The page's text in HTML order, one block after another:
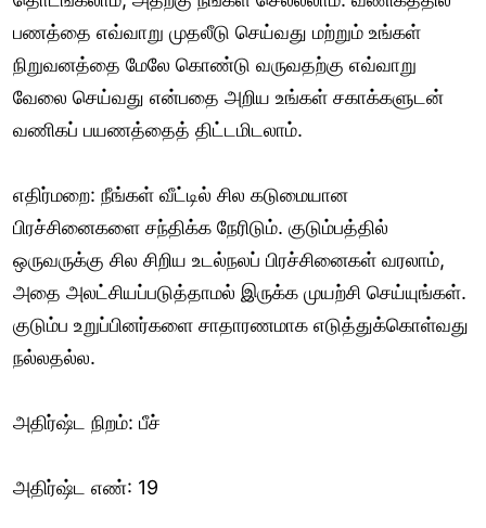
பணத்தை எவ்வாறு முதலீடு செய்வது மற்றும் உங்கள்
நிறுவனத்தை மேலே கொண்டு வருவதற்கு எவ்வாறு
வேலை செய்வது என்பதை அறிய உங்கள் சகாக்களுடன்
வணிகப் பயணத்தைத் திட்டமிடலாம்.
எதிர்மறை: நீங்கள் வீட்டில் சில கடுமையான
பிரச்சினைகளை சந்திக்க நேரிடும். குடும்பத்தில்
ஒருவருக்கு சில சிறிய உடல்நலப் பிரச்சினைகள் வரலாம்,
அதை அலட்சியப்படுத்தாமல் இருக்க முயற்சி செய்யுங்கள்.
குடும்ப உறுப்பினர்களை சாதாரணமாக எடுத்துக்கொள்வது
நல்லதல்ல.
அதிர்ஷ்ட நிறம்: பீச்
அதிர்ஷ்ட எண்: 19